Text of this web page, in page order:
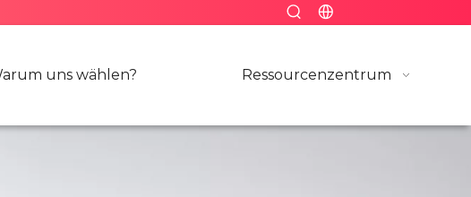
uns wählen? Ressourcenzentrum